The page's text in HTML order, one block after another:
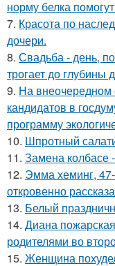
норму белка
7. Красота по
дочери.
8. Свадьба - день,
трогает до глубины
9. На внеочередном
кандидатов в
программу
10. Шпротный
11. Замена колбасе
12. Эмма хеминг,
откровенно
13. Белый
14. Диана
родителями во
15. Женщина